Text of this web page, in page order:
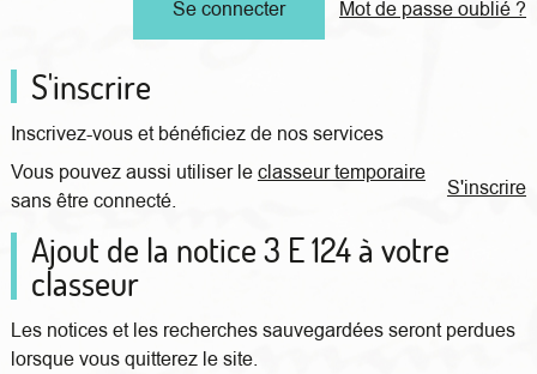
Mot de passe oublié ?
S'inscrire
Inscrivez-vous et bénéficiez de nos services
S'inscrire
Vous pouvez aussi utiliser leclasseur temporaire
sans être connecté.
Ajout de la notice 3 E 124 à votre
classeur
Les notices et les recherches sauvegardées seront perdues
lorsque vous quitterez le site.